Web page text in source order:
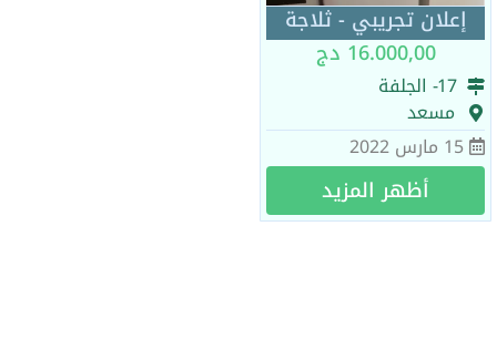
إعلان تجريبي - ثلاجة
16.000,00 دج
17- الجلفة
مسعد
15 مارس 2022
أظهر المزيد